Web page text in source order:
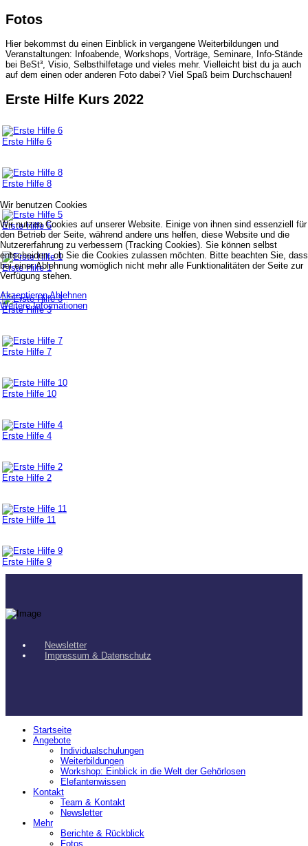
Wir benutzen Cookies
Wir nutzen Cookies auf unserer Website. Einige von ihnen sind essenziell für
den Betrieb der Seite, während andere uns helfen, diese Website und die
Nutzererfahrung zu verbessern (Tracking Cookies). Sie können selbst
entscheiden, ob Sie die Cookies zulassen möchten. Bitte beachten Sie, dass
bei einer Ablehnung womöglich nicht mehr alle Funktionalitäten der Seite zur
Verfügung stehen.
Akzeptieren Ablehnen
Weitere Informationen
Fotos
Hier bekommst du einen Einblick in vergangene Weiterbildungen und
Veranstaltungen: Infoabende, Workshops, Vorträge, Seminare, Info-Stände
bei BeSt³, Visio, Selbsthilfetage und vieles mehr. Vielleicht bist du ja auch
auf dem einen oder anderen Foto dabei? Viel Spaß beim Durchschauen!
Erste Hilfe Kurs 2022
Erste Hilfe 6
Erste Hilfe 8
Erste Hilfe 5
Erste Hilfe 1
Erste Hilfe 3
Erste Hilfe 7
Erste Hilfe 10
Erste Hilfe 4
Erste Hilfe 2
Erste Hilfe 11
Erste Hilfe 9
Newsletter
Impressum & Datenschutz
Startseite
Angebote
Individualschulungen
Weiterbildungen
Workshop: Einblick in die Welt der Gehörlosen
Elefantenwissen
Kontakt
Team & Kontakt
Newsletter
Mehr
Berichte & Rückblick
Fotos